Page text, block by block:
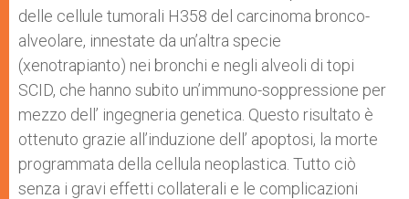
delle cellule tumorali H358 del carcinoma bronco-
alveolare, innestate da un’altra specie
(xenotrapianto) nei bronchi e negli alveoli di topi
SCID, che hanno subito un’immuno-soppressione per
mezzo dell’ ingegneria genetica. Questo risultato è
ottenuto grazie all’induzione dell’ apoptosi, la morte
programmata della cellula neoplastica. Tutto ciò
senza i gravi effetti collaterali e le complicazioni